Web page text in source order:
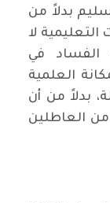
بدلاً من
لا
في
العلمية
بدلاً من أن
العاطلين